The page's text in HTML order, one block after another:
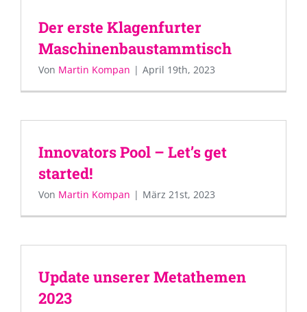
Der erste Klagenfurter
Maschinenbaustammtisch
Von Martin Kompan | April 19th, 2023
Innovators Pool – Let’s get
started!
Von Martin Kompan | März 21st, 2023
Update unserer Metathemen
2023